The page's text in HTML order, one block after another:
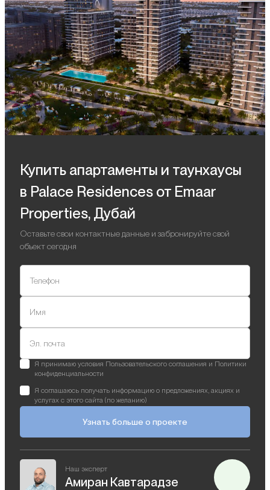
Купить апартаменты и таунхаусы
в Palace Residences от Emaar
Properties, Дубай
Оставьте свои контактные данные и забронируйте свой
объект сегодня
Телефон
Имя
Эл. почта
Я принимаю условия Пользовательского соглашения и Политики
конфиденциальности
Я соглашаюсь получать информацию о предложениях, акциях и
услугах с этого сайта (по желанию)
Узнать больше о проекте
Наш эксперт
Амиран Кавтарадзе